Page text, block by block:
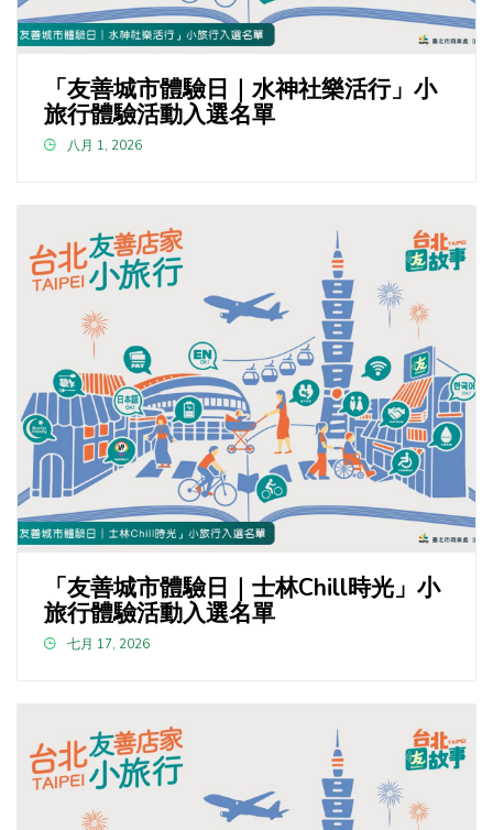
「友善城市體驗日｜水神社樂活行」小
旅行體驗活動入選名單
八月 1, 2026
「友善城市體驗日｜士林Chill時光」小
旅行體驗活動入選名單
七月 17, 2026